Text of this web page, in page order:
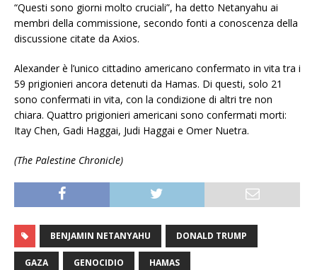
“Questi sono giorni molto cruciali”, ha detto Netanyahu ai
membri della commissione, secondo fonti a conoscenza della
discussione citate da Axios.
Alexander è l’unico cittadino americano confermato in vita tra i
59 prigionieri ancora detenuti da Hamas. Di questi, solo 21
sono confermati in vita, con la condizione di altri tre non
chiara. Quattro prigionieri americani sono confermati morti:
Itay Chen, Gadi Haggai, Judi Haggai e Omer Nuetra.
(The Palestine Chronicle)
BENJAMIN NETANYAHU DONALD TRUMP
GAZA GENOCIDIO HAMAS